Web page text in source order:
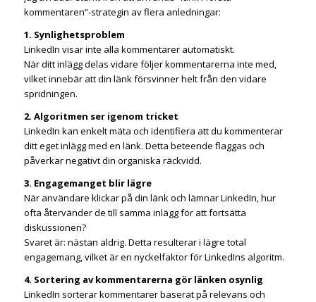
kommentaren”-strategin av flera anledningar:
1. Synlighetsproblem
LinkedIn visar inte alla kommentarer automatiskt.
När ditt inlägg delas vidare följer kommentarerna inte med,
vilket innebär att din länk försvinner helt från den vidare
spridningen.
2. Algoritmen ser igenom tricket
LinkedIn kan enkelt mäta och identifiera att du kommenterar
ditt eget inlägg med en länk. Detta beteende flaggas och
påverkar negativt din organiska räckvidd.
3. Engagemanget blir lägre
När användare klickar på din länk och lämnar LinkedIn, hur
ofta återvänder de till samma inlägg för att fortsätta
diskussionen?
Svaret är: nästan aldrig. Detta resulterar i lägre total
engagemang, vilket är en nyckelfaktor för LinkedIns algoritm.
4. Sortering av kommentarerna gör länken osynlig
LinkedIn sorterar kommentarer baserat på relevans och